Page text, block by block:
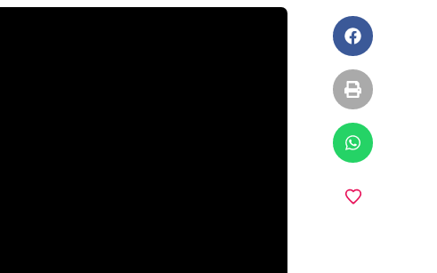
פייסבוק
הדפסה
ווטסאפ